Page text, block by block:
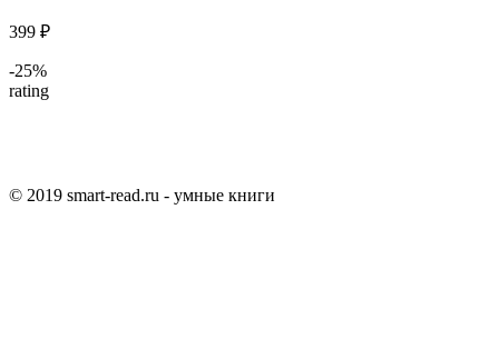
399 ₽
-25%
rating
© 2019 smart-read.ru - умные книги